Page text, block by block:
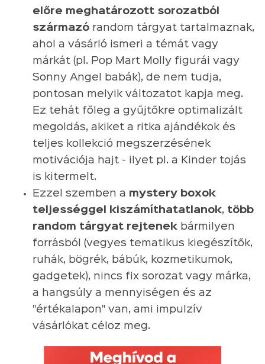
előre meghatározott sorozatból
származó random tárgyat tartalmaznak,
ahol a vásárló ismeri a témát vagy
márkát (pl. Pop Mart Molly figurái vagy
Sonny Angel babák), de nem tudja,
pontosan melyik változatot kapja meg.
Ez tehát főleg a gyűjtőkre optimalizált
megoldás, akiket a ritka ajándékok és
teljes kollekció megszerzésének
motivációja hajt - ilyet pl. a Kinder tojás
is kitermelt.
Ezzel szemben a mystery boxok
teljességgel kiszámíthatatlanok, több
random tárgyat rejtenek bármilyen
forrásból (vegyes tematikus kiegészítők,
ruhák, bögrék, bábúk, kozmetikumok,
gadgetek), nincs fix sorozat vagy márka,
a hangsúly a mennyiségen és az
"értékalapon" van, ami impulzív
vásárlókat céloz meg.